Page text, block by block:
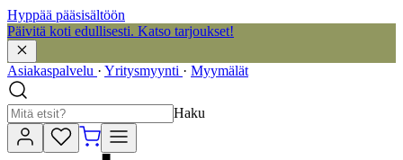
Hyppää pääsisältöön
Päivitä koti edullisesti. Katso tarjoukset!
Asiakaspalvelu · Yritysmyynti · Myymälät
Haku